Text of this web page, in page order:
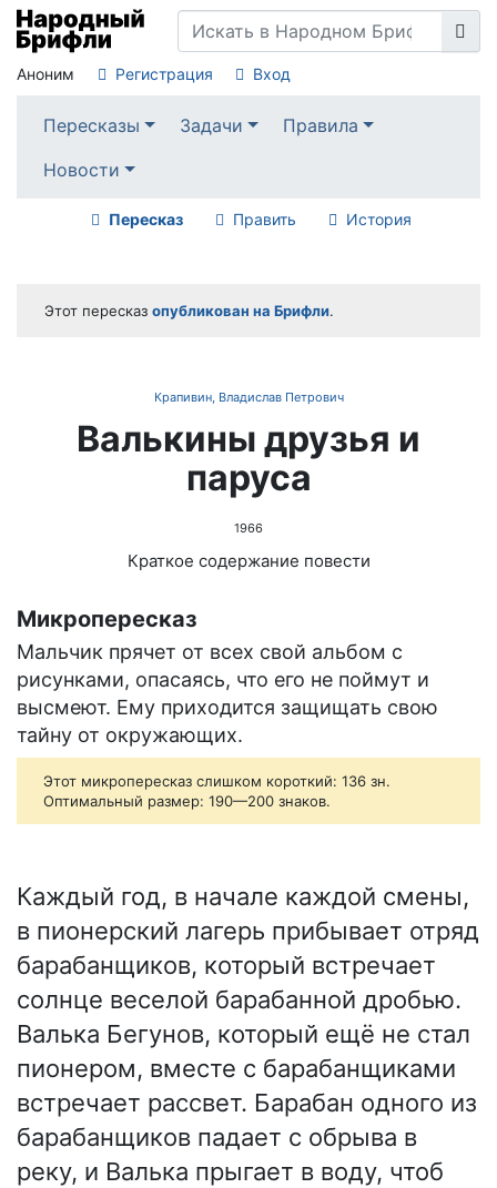
Аноним Регистрация Вход
Пересказы Задачи
Правила
Новости
Пересказ Править История
Этот пересказ опубликован на Брифли.
Крапивин, Владислав Петрович
Валькины друзья и
паруса
1966
Краткое содержание повести
Микропересказ
Мальчик прячет от всех свой альбом с
рисунками, опасаясь, что его не поймут и
высмеют. Ему приходится защищать свою
тайну от окружающих.
Этот микропересказ слишком короткий: 136 зн.
Оптимальный размер: 190—200 знаков.
Каждый год, в начале каждой смены,
в пионерский лагерь прибывает отряд
барабанщиков, который встречает
солнце веселой барабанной дробью.
Валька Бегунов, который ещё не стал
пионером, вместе с барабанщиками
встречает рассвет. Барабан одного из
барабанщиков падает с обрыва в
реку, и Валька прыгает в воду, чтоб